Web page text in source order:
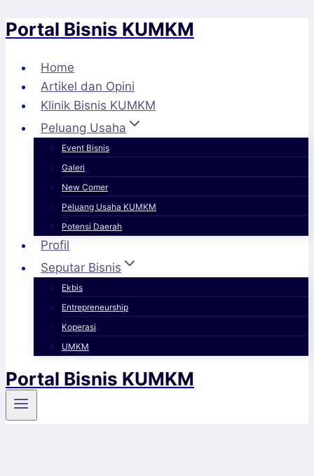
Skip
content
Portal Bisnis KUMKM
Home
Artikel dan Opini
Klinik Bisnis KUMKM
Peluang Usaha
Event Bisnis
Galeri
New Comer
Peluang Usaha KUMKM
Potensi Daerah
Profil
Seputar Bisnis
Ekbis
Entrepreneurship
Koperasi
UMKM
Portal Bisnis KUMKM